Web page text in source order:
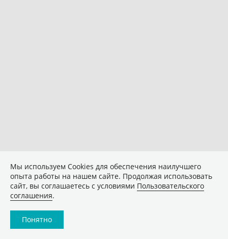
Мы используем Сookies для обеспечения наилучшего
опыта работы на нашем сайте. Продолжая использовать
сайт, вы соглашаетесь с условиями Пользовательского
соглашения.
Понятно